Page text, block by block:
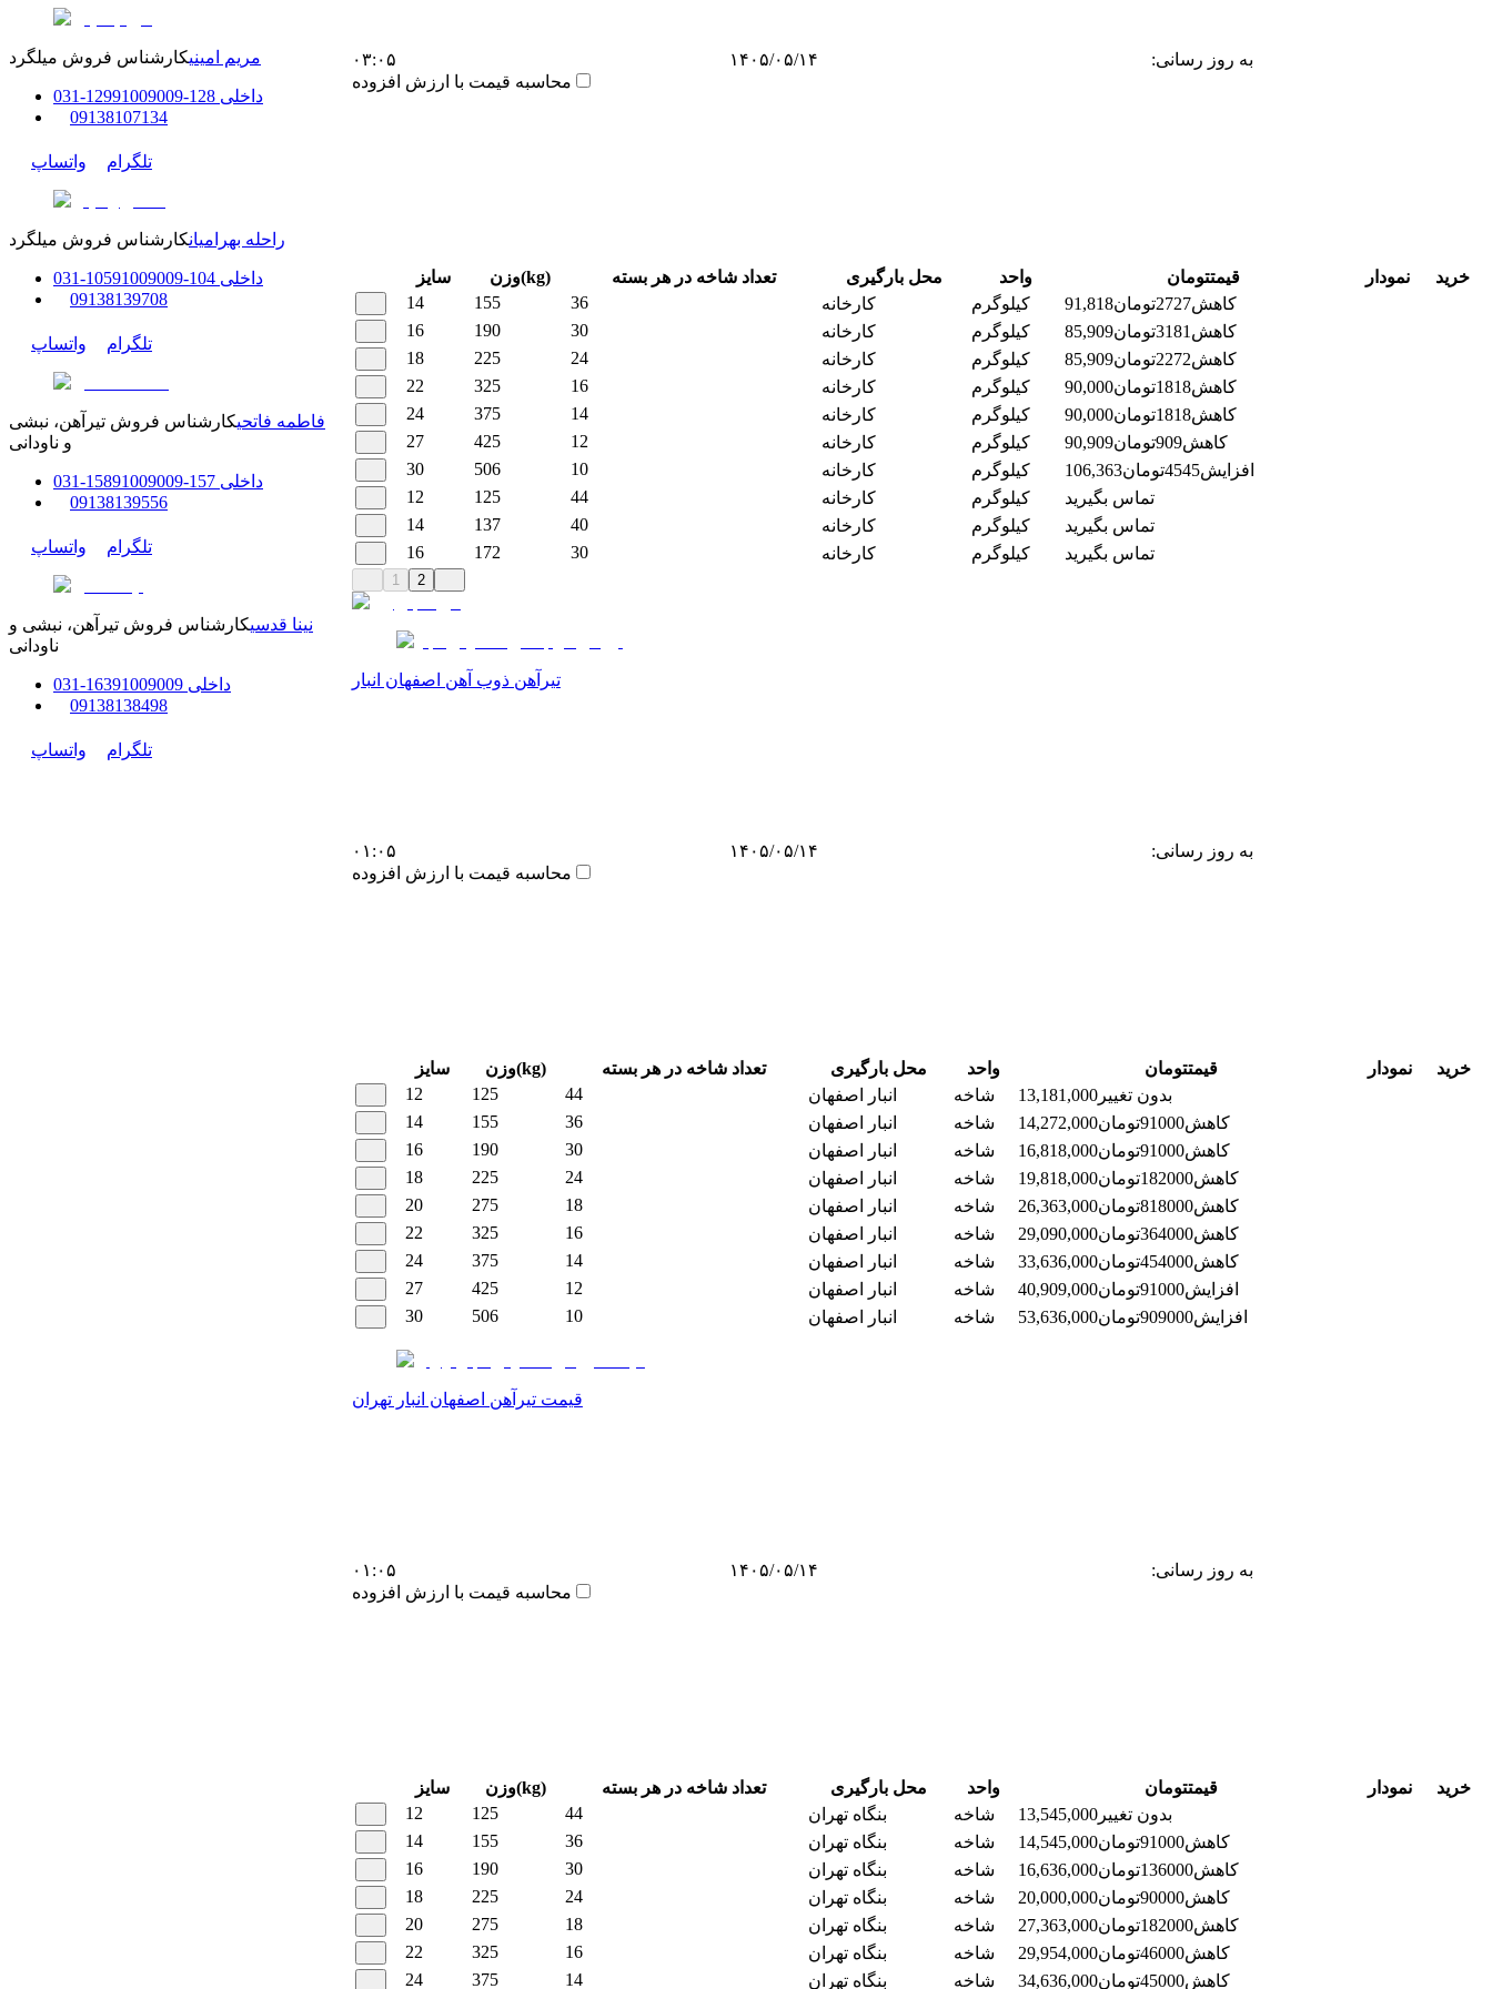
به روز رسانی: ۱۴۰۵/۰۵/۱۴
۰۳:۰۵
محاسبه قیمت با ارزش افزوده
سایز وزن(kg) تعداد شاخه در هر بسته محل بارگیری واحد قیمتتومان نمودار
خرید
14
155 36 کارخانه کیلوگرم کاهش2727تومان91,818
16
190 30 کارخانه کیلوگرم کاهش 3181تومان85,909
18
225 24 کارخانه کیلوگرم کاهش2272تومان85,909
22
325 16 کارخانه کیلوگرم کاهش1818تومان90,000
24
375 14 کارخانه کیلوگرم کاهش1818تومان90,000
27
425 12 کارخانه کیلوگرم کاهش909تومان90,909
30
506 10 کارخانه کیلوگرم افزایش4545تومان106,363
12
125 44 کارخانه کیلوگرم
تماس بگیرید
14
137 40 کارخانه کیلوگرم
تماس بگیرید
16
172 30 کارخانه کیلوگرم تماس بگیرید
1 2
تیرآهن ذوب آهن اصفهان انبار
به روز رسانی: ۱۴۰۵/۰۵/۱۴
۰۱:۰۵
محاسبه قیمت با ارزش افزوده
سایز وزن(kg) تعداد شاخه در هر بسته محل بارگیری واحد قیمتتومان نمودار
خرید
12
125 44 انبار اصفهان شاخه بدون تغییر13,181,000
14
155 36 انبار اصفهان شاخه کاهش91000تومان14,272,000
16
190 30 انبار اصفهان شاخه کاهش91000تومان16,818,000
18
225 24 انبار اصفهان شاخه کاهش182000تومان19,818,000
20
275 18 انبار اصفهان شاخه کاهش818000تومان26,363,000
22
325 16 انبار اصفهان شاخه کاهش364000تومان29,090,000
24
375 14 انبار اصفهان شاخه کاهش454000تومان33,636,000
27
425 12 انبار اصفهان شاخه افزایش91000تومان40,909,000
30
506 10 انبار اصفهان شاخه افزایش909000تومان53,636,000
قیمت تیرآهن اصفهان انبار تهران
به روز رسانی: ۱۴۰۵/۰۵/۱۴
۰۱:۰۵
محاسبه قیمت با ارزش افزوده
سایز وزن(kg) تعداد شاخه در هر بسته محل بارگیری واحد قیمتتومان نمودار
خرید
12
125 44 بنگاه تهران شاخه بدون تغییر13,545,000
14
155 36 بنگاه تهران شاخه کاهش91000تومان14,545,000
16
190 30 بنگاه تهران شاخه کاهش136000تومان16,636,000
18
225 24 بنگاه تهران شاخه کاهش90000تومان20,000,000
20
275 18 بنگاه تهران شاخه کاهش182000تومان27,363,000
22
325 16 بنگاه تهران شاخه کاهش46000تومان29,954,000
24
375 14 بنگاه تهران شاخه کاهش45000تومان34,636,000
مریم امینیکارشناس فروش میلگرد
داخلی 128-129
91009009
-
031
09138107134
تلگرام واتساپ
راحله بهرامیانکارشناس فروش میلگرد
داخلی 104-105
91009009
-
031
09138139708
تلگرام واتساپ
فاطمه فاتحیکارشناس فروش تیرآهن، نبشی
و ناودانی
داخلی 157-158
91009009
-
031
09138139556
تلگرام واتساپ
نینا قدسیکارشناس فروش تیرآهن، نبشی و
ناودانی
داخلی 16391009009
-
031
09138138498
تلگرام واتساپ